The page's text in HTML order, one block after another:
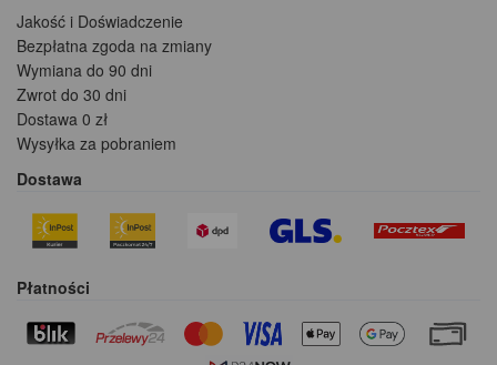
Jakość i Doświadczenie
Bezpłatna zgoda na zmiany
Wymiana do 90 dni
Zwrot do 30 dni
Dostawa 0 zł
Wysyłka za pobraniem
Dostawa
Płatności